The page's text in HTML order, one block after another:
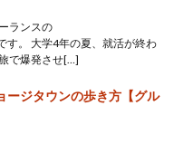
ランスの
す。 大学4年の夏、就活が終わ
で爆発させ[…]
ージタウンの歩き方【グル